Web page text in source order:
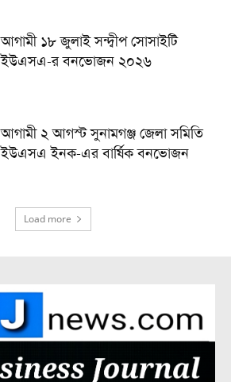
আগামী ১৮ জুলাই সন্দ্বীপ সোসাইটি
ইউএসএ-র বনভোজন ২০২৬
আগামী ২ আগস্ট সুনামগঞ্জ জেলা সমিতি
ইউএসএ ইনক-এর বার্ষিক বনভোজন
Load more